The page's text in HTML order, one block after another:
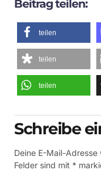
Beitrag teilen:
teilen
teilen
teilen
Schreibe
Deine E-Mail-
Felder sind mit *